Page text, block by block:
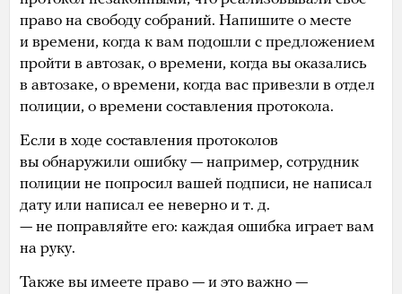
право на свободу собраний. Напишите о месте
и времени, когда к вам подошли с предложением
пройти в автозак, о времени, когда вы оказались
в автозаке, о времени, когда вас привезли в отдел
полиции, о времени составления протокола.
Если в ходе составления протоколов
вы обнаружили ошибку — например, сотрудник
полиции не попросил вашей подписи, не написал
дату или написал ее неверно и т. д.
— не поправляйте его: каждая ошибка играет вам
на руку.
Также вы имеете право — и это важно —